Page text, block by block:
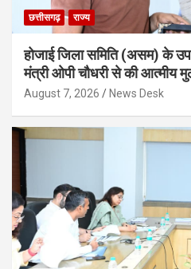
छत्तीसगढ़ राज्य
होजाई जिला समिति (असम) के
मंत्री ओपी चौधरी से की आत्मीय
August 7, 2026 News Desk